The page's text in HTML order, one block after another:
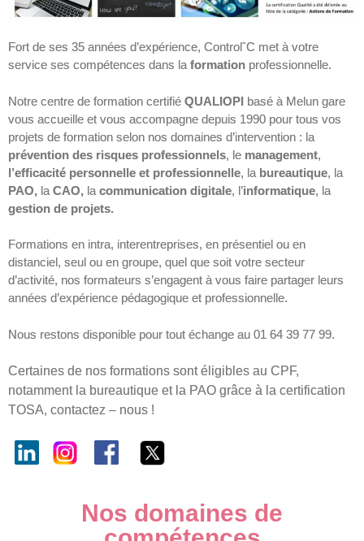
Fort de ses 35 années d’expérience, ControlˆC met à votre
service ses compétences dans la formation professionnelle.
Notre centre de formation certifié QUALIOPI basé à Melun gare
vous accueille et vous accompagne depuis 1990 pour tous vos
projets de formation selon nos domaines d’intervention : la
prévention des risques professionnels, le management,
l’efficacité personnelle et professionnelle, la bureautique, la
PAO, la CAO, la communication digitale, l’informatique, la
gestion de projets.
Formations en intra, interentreprises, en présentiel ou en
distanciel, seul ou en groupe, quel que soit votre secteur
d’activité, nos formateurs s’engagent à vous faire partager leurs
années d’expérience pédagogique et professionnelle.
Nous restons disponible pour tout échange au 01 64 39 77 99.
Certaines de nos formations sont éligibles au CPF,
notamment la bureautique et la PAO grâce à la certification
TOSA, contactez – nous !
Nos domaines de